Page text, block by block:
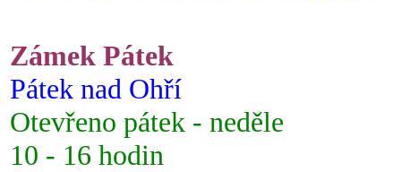
Zámek Pátek
Pátek nad Ohří
Otevřeno pátek - neděle
10 - 16 hodin